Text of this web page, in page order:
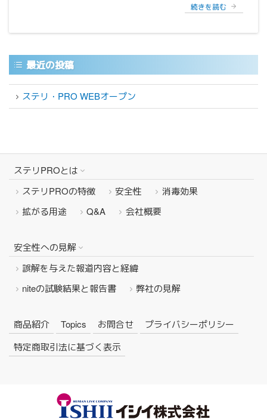
“ス
ー
プ
の
続きを読む
最近の投稿
ステリ・PRO WEBオープン
ステリPROとは
ステリPROの特徴
安全性
消毒効果
拡がる用途
Q&A 会社概要
安全性への見解
誤解を与えた報道内容と経緯
niteの試験結果と報告書
弊社の見解
商品紹介 Topics お問合せ
プライバシーポリシー
特定商取引法に基づく表示